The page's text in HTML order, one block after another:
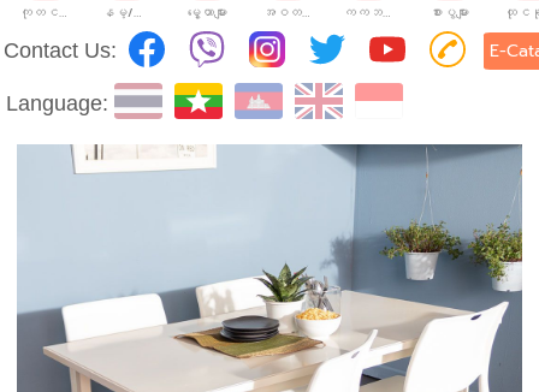
ကုတင်များ နိမ့်/မြင့်ချိန်ညှိနိုင်သော ကုတင်များ မွေ့ယာများ အဝတ်အစားဗီဒိုများ ကက်ဘိနက်ဗီဒိုများ စားပွဲများ
Contact Us: E-
Language: